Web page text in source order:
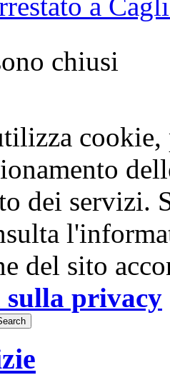
a
chiusi
dei servizi.
del sito
privacy